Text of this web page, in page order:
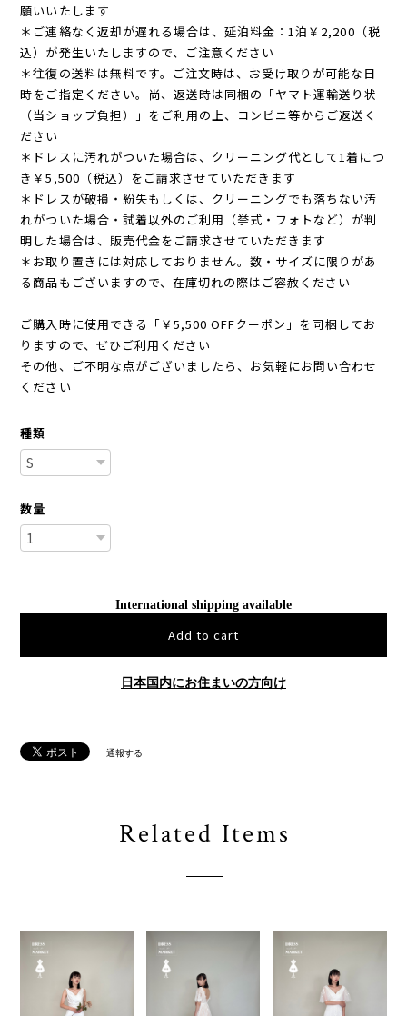
願いいたします
＊ご連絡なく返却が遅れる場合は、延泊料金：1泊￥2,200（税
込）が発生いたしますので、ご注意ください
＊往復の送料は無料です。ご注文時は、お受け取りが可能な日
時をご指定ください。尚、返送時は同梱の「ヤマト運輸送り状
（当ショップ負担）」をご利用の上、コンビニ等からご返送く
ださい
＊ドレスに汚れがついた場合は、クリーニング代として1着につ
き￥5,500（税込）をご請求させていただきます
＊ドレスが破損・紛失もしくは、クリーニングでも落ちない汚
れがついた場合・試着以外のご利用（挙式・フォトなど）が判
明した場合は、販売代金をご請求させていただきます
＊お取り置きには対応しておりません。数・サイズに限りがあ
る商品もございますので、在庫切れの際はご容赦ください
ご購入時に使用できる「￥5,500 OFFクーポン」を同梱してお
りますので、ぜひご利用ください
その他、ご不明な点がございましたら、お気軽にお問い合わせ
ください
種類
数量
International shipping available
Add to cart
日本国内にお住まいの方向け
通報する
Related Items